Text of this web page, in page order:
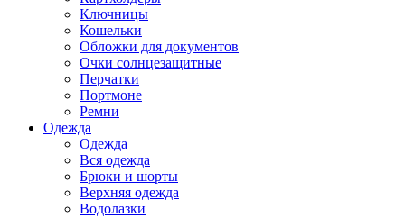
Ключницы
Кошельки
Обложки для документов
Очки солнцезащитные
Перчатки
Портмоне
Ремни
Одежда
Одежда
Вся одежда
Брюки и шорты
Верхняя одежда
Водолазки